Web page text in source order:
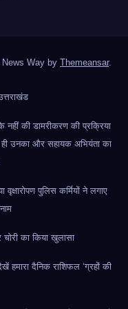
Way by Themeansar.
की डामरीकरण की प्रक्रिया
ही उनका और सहायक अभियंता का
पुलिस कर्मियों ने लगाए
चोरी का किया खुलासा
दैनिक राशिफल ‘ग्रहों की